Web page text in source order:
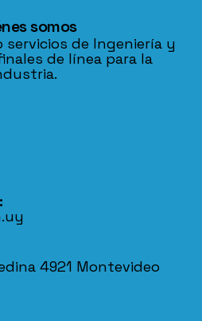
somos
servicios de Ingeniería y
de línea para la
4921 Montevideo